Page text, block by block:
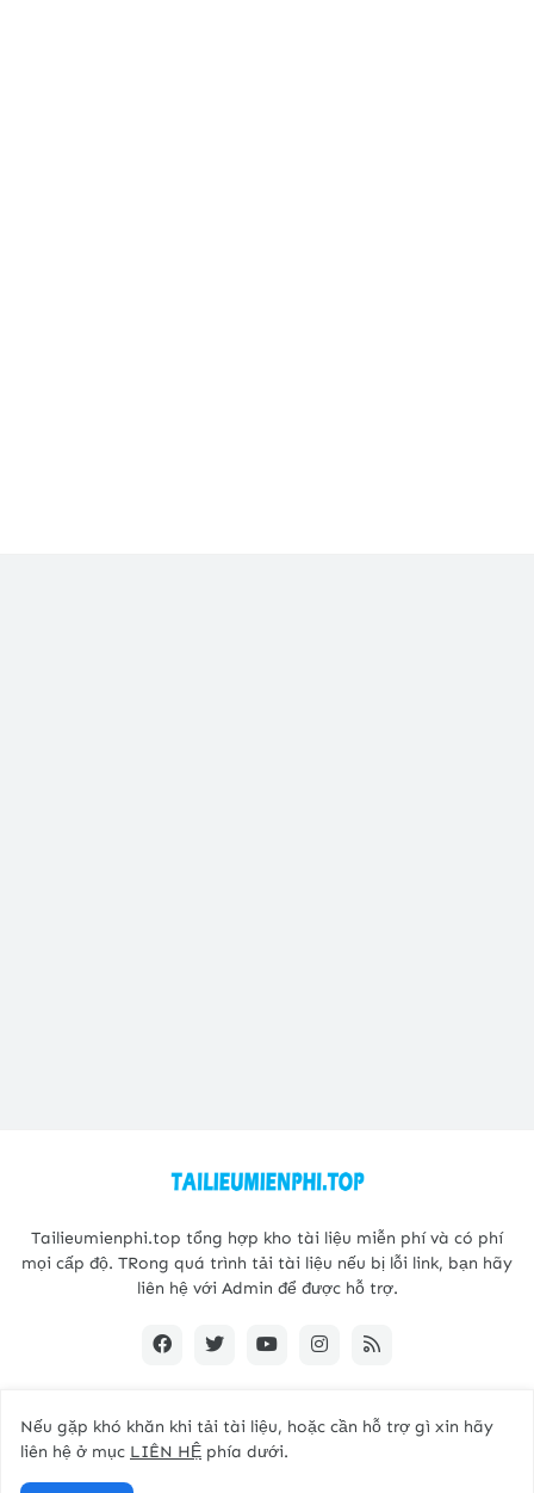
Tailieumienphi.top tổng hợp kho tài liệu miễn phí và có phí
mọi cấp độ. TRong quá trình tải tài liệu nếu bị lỗi link, bạn hãy
liên hệ với Admin để được hỗ trợ.
Copyright@2021 -
Tailieumienphi.top
Nếu gặp khó khăn khi tải tài liệu, hoặc cần hỗ trợ gì xin hãy
liên hệ ở mục LIÊN HỆ phía dưới.